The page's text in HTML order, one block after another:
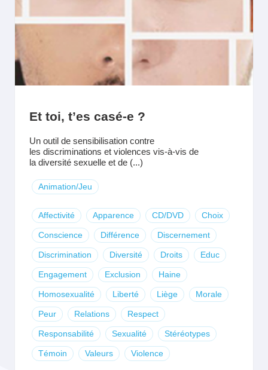
Et toi, t’es casé-e ?
Un outil de sensibilisation contre
les discriminations et violences vis-à-vis de
la diversité sexuelle et de (...)
Animation/Jeu
Affectivité Apparence CD/DVD Choix
Conscience Différence Discernement
Discrimination Diversité Droits Educ
Engagement Exclusion Haine
Homosexualité Liberté Liège Morale
Peur Relations Respect
Responsabilité Sexualité Stéréotypes
Témoin Valeurs Violence